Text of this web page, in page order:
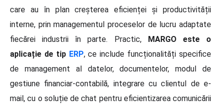
care au în plan creșterea eficienței și productivității
interne, prin managementul proceselor de lucru adaptate
fiecărei industrii în parte. Practic, MARGO este o
aplicație de tip ERP, ce include funcționalități specifice
de management al datelor, documentelor, modul de
gestiune financiar-contabilă, integrare cu clientul de e-
mail, cu o soluție de chat pentru eficientizarea comunicării